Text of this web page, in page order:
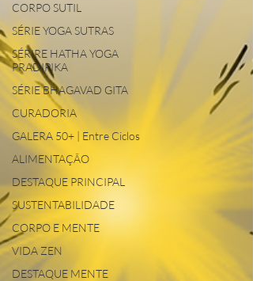
CORPO SUTIL
SÉRIE YOGA SUTRAS
SÉRIRE HATHA YOGA
PRADIPIKA
SÉRIE BHAGAVAD GITA
CURADORIA
GALERA 50+ | Entre Ciclos
ALIMENTAÇÃO
DESTAQUE PRINCIPAL
SUSTENTABILIDADE
CORPO E MENTE
VIDA ZEN
DESTAQUE MENTE